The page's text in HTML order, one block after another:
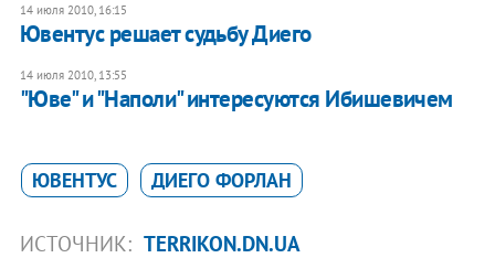
14 июля 2010, 16:15
Ювентус решает судьбу Диего
14 июля 2010, 13:55
"Юве" и "Наполи" интересуются Ибишевичем
ЮВЕНТУС ДИЕГО ФОРЛАН
ИСТОЧНИК: TERRIKON.DN.UA